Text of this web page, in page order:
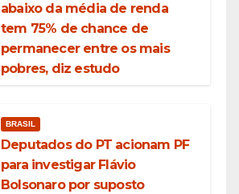
abaixo da média de renda
tem 75% de chance de
permanecer entre os mais
pobres, diz estudo
BRASIL
Deputados do PT acionam PF
para investigar Flávio
Bolsonaro por suposto